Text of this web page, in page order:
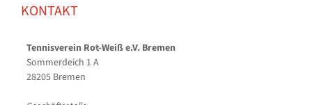
KONTAKT
Tennisverein Rot-Weiß e.V. Bremen
Sommerdeich 1 A
28205 Bremen